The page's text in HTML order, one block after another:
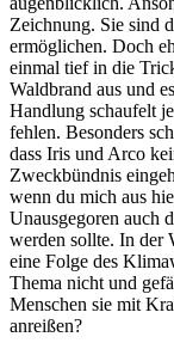
Zeichnung. Sie sind
ermöglichen. Doch
einmal tief in die
Waldbrand aus und
Handlung schaufelt
fehlen. Besonders
dass Iris und Arco
Zweckbündnis
wenn du mich aus
Unausgegoren auch
werden sollte. In der
eine Folge des
Thema nicht und
Menschen sie mit
anreißen?